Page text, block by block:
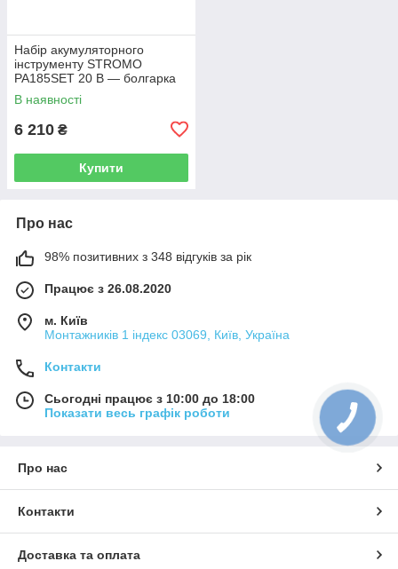
Набір акумуляторного
інструменту STROMO
PA185SET 20 В — болгарка
125 мм, гайковерт 650 Нм,
шурупокрут, 3 АКБ 4 А·год, 2
В наявності
6 210 ₴
Купити
Про нас
98% позитивних з 348 відгуків за рік
Працює з 26.08.2020
м. Київ
Монтажників 1 індекс 03069, Київ, Україна
Контакти
Сьогодні працює з 10:00 до 18:00
Показати весь графік роботи
Про нас
Контакти
Доставка та оплата